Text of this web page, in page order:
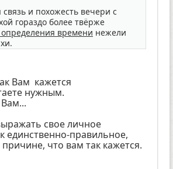
и похожесть вечери с
гораздо более твёрже
времени нежели
Вам кажется
нужным.
свое личное
единственно-правильное,
что вам так кажется.